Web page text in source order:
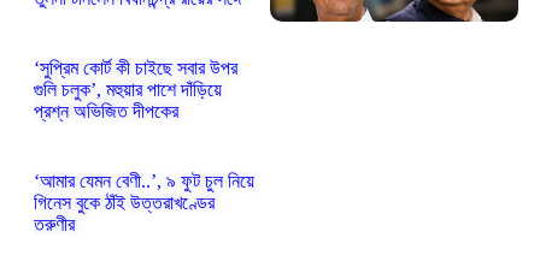
‘সুপ্রিম কোর্ট কী চাইছে সবার উপর
গুলি চলুক’, মহুয়ার পাশে দাঁড়িয়ে
প্রশ্ন অভিজিত দীপকের
‘আমার যেমন বেণী..’, ৯ ফুট চুল নিয়ে
গিনেস বুকে ঠাঁই উত্তরাখণ্ডের
তরুণীর